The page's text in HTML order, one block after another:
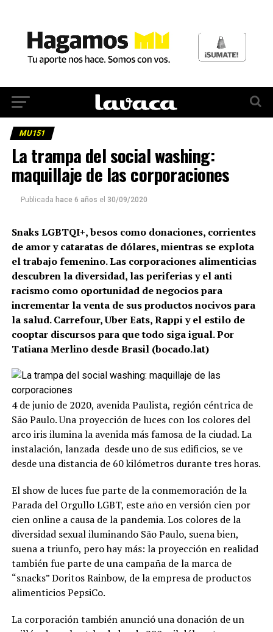
MU151
La trampa del social washing:
maquillaje de las corporaciones
Publicada hace 6 años el 30/09/2020
Snaks LGBTQI+, besos como donaciones, corrientes
de amor y cataratas de dólares, mientras se explota
el trabajo femenino. Las corporaciones alimenticias
descubren la diversidad, las periferias y el anti
racismo como oportunidad de negocios para
incrementar la venta de sus productos nocivos para
la salud. Carrefour, Uber Eats, Rappi y el estilo de
cooptar discursos para que todo siga igual. Por
Tatiana Merlino desde Brasil (bocado.lat)
4 de junio de 2020, avenida Paulista, región céntrica de
São Paulo. Una proyección de luces con los colores del
arco iris ilumina la avenida más famosa de la ciudad. La
instalación, lanzada desde uno de sus edificios, se ve
desde una distancia de 60 kilómetros durante tres horas.
El show de luces fue parte de la conmemoración de la
Parada del Orgullo LGBT, este año en versión cien por
cien online a causa de la pandemia. Los colores de la
diversidad sexual iluminando São Paulo, suena bien,
suena a triunfo, pero hay más: la proyección en realidad
también fue parte de una campaña de la marca de
“snacks” Doritos Rainbow, de la empresa de productos
alimenticios PepsiCo.
La corporación también anunció una donación de un